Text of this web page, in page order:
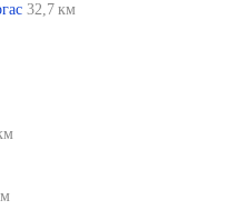
32,7 км